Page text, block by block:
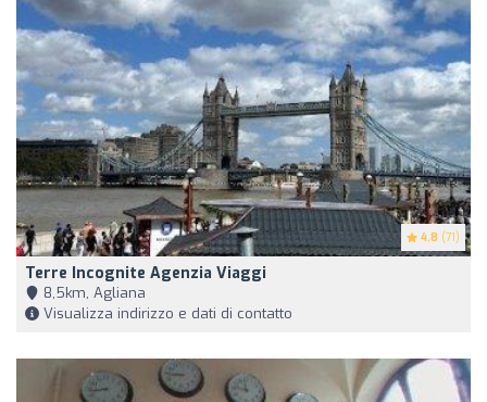
4.8 (71)
Terre Incognite Agenzia Viaggi
8,5km, Agliana
Visualizza indirizzo e dati di contatto